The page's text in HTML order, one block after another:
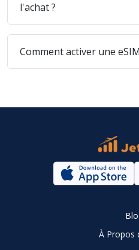
l'achat ?
Comment activer une
À Propos